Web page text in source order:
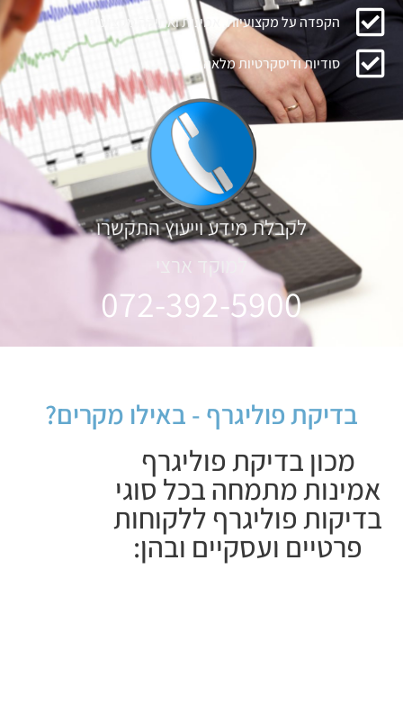
הקפדה על מקצועיות, אמינות ואתיקה מקצועית
סודיות ודיסקרטיות מלאה
לקבלת מידע וייעוץ התקשרו
למוקד ארצי
072-392-5900
בדיקת פוליגרף - באילו מקרים?
מכון בדיקת פוליגרף
אמינות מתמחה בכל סוגי
בדיקות פוליגרף ללקוחות
פרטיים ועסקיים ובהן: